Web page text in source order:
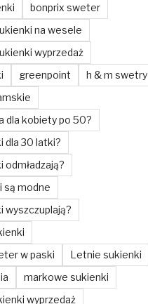
bonprix sweter
na wesele
wyprzedaż
greenpoint
h & m swetry
dla kobiety po 50?
dla 30 latki?
odmładzają?
są modne
wyszczuplają?
w paski
Letnie sukienki
markowe sukienki
wyprzedaż